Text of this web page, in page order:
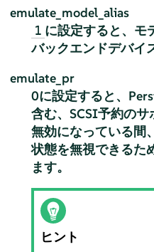
emulate_model_alias
1 に設定すると、モ
バックエンドデバイ
emulate_pr
0に設定すると、
含む、SCSI予約のサ
無効になっている間
状態を無視できるた
ます。
ヒント